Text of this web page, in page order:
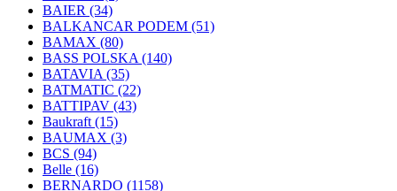
BAIER (34)
BALKANCAR PODEM (51)
BAMAX (80)
BASS POLSKA (140)
BATAVIA (35)
BATMATIC (22)
BATTIPAV (43)
Baukraft (15)
BAUMAX (3)
BCS (94)
Belle (16)
BERNARDO (1158)